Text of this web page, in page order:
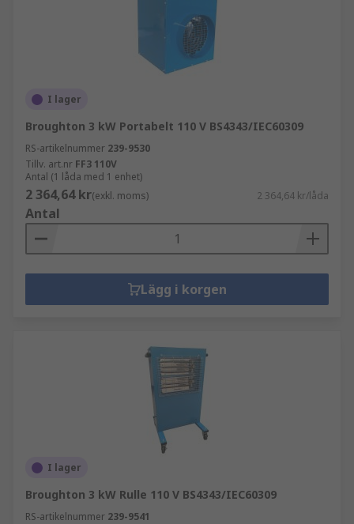
I lager
Broughton 3 kW Portabelt 110 V BS4343/IEC60309
RS-artikelnummer 239-9530
Tillv. art.nr FF3 110V
Antal (1 låda med 1 enhet)
2 364,64 kr(exkl. moms) 2 364,64 kr/låda
Antal
Lägg i korgen
I lager
Broughton 3 kW Rulle 110 V BS4343/IEC60309
RS-artikelnummer 239-9541